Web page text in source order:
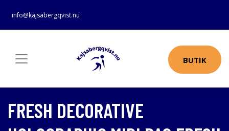
info@kajsabergqvist.nu
BUTIK
FRESH DECORATIVE